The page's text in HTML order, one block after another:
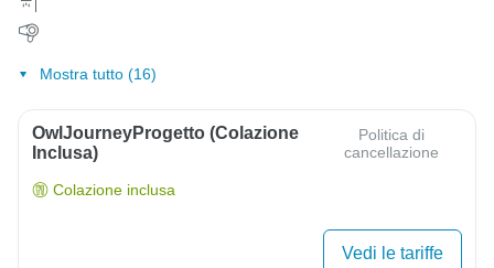
Mostra tutto (16)
OwlJourneyProgetto (colazione
Inclusa)
Politica di
cancellazione
Colazione inclusa
Vedi le tariffe